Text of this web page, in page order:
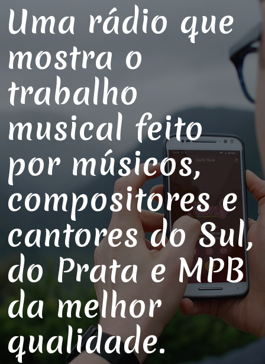
Uma rádio que
mostra o
trabalho
musical feito
por músicos,
compositores e
cantores do Sul,
do Prata e MPB
da melhor
qualidade.